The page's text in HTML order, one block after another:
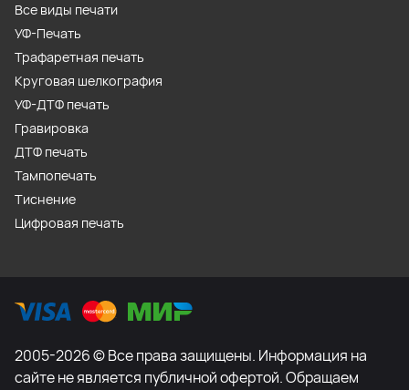
Все виды печати
УФ-Печать
Трафаретная печать
Круговая шелкография
УФ-ДТФ печать
Гравировка
ДТФ печать
Тампопечать
Тиснение
Цифровая печать
2005-2026 © Все права защищены. Информация на
сайте не является публичной офертой. Обращаем